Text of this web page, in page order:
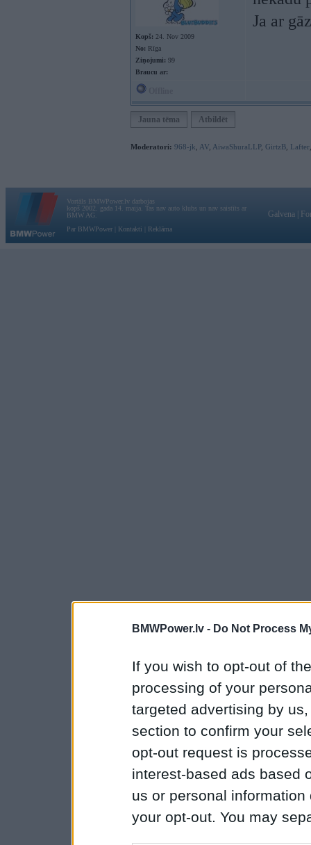
BMWPower.lv - Do Not Process
If you wish to opt-out of
processing of your
targeted advertising by
section to confirm your
opt-out request is
interest-based ads based
us or personal
your opt-out. You may
Kopš: 24. Nov 2009
No: Rīga
Ziņojumi: 99
Braucu ar:
Ja ar
Jauna tēma Atbildēt
Moderatori: 968-jk AV AiwaShuraLLP, GirtzB Lafter
Vortāls BMWPower.lv darbojas
kopš 2002. gada 14. maija. Tas nav auto klubs un nav saistīts ar
BMW AG.
Par BMWPower
Kontakti Reklāma
Galvena